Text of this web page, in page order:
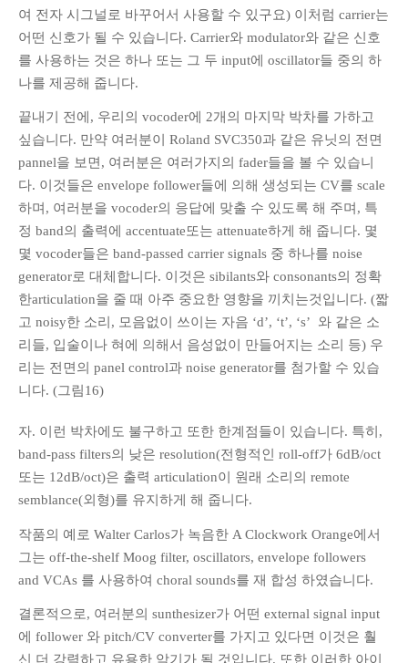
여 전자 시그널로 바꾸어서 사용할 수 있구요) 이처럼 carrier는
어떤 신호가 될 수 있습니다. Carrier와 modulator와 같은 신호
를 사용하는 것은 하나 또는 그 두 input에 oscillator들 중의 하
나를 제공해 줍니다.
끝내기 전에, 우리의 vocoder에 2개의 마지막 박차를 가하고
싶습니다. 만약 여러분이 Roland SVC350과 같은 유닛의 전면
pannel을 보면, 여러분은 여러가지의 fader들을 볼 수 있습니
다. 이것들은 envelope follower들에 의해 생성되는 CV를 scale
하며, 여러분을 vocoder의 응답에 맞출 수 있도록 해 주며, 특
정 band의 출력에 accentuate또는 attenuate하게 해 줍니다. 몇
몇 vocoder들은 band-passed carrier signals 중 하나를 noise
generator로 대체합니다. 이것은 sibilants와 consonants의 정확
한articulation을 줄 때 아주 중요한 영향을 끼치는것입니다. (짧
고 noisy한 소리, 모음없이 쓰이는 자음 ‘d’, ‘t’, ‘s’ 와 같은 소
리들, 입술이나 혀에 의해서 음성없이 만들어지는 소리 등) 우
리는 전면의 panel control과 noise generator를 첨가할 수 있습
니다. (그림16)
자. 이런 박차에도 불구하고 또한 한계점들이 있습니다. 특히,
band-pass filters의 낮은 resolution(전형적인 roll-off가 6dB/oct
또는 12dB/oct)은 출력 articulation이 원래 소리의 remote
semblance(외형)를 유지하게 해 줍니다.
작품의 예로 Walter Carlos가 녹음한 A Clockwork Orange에서
그는 off-the-shelf Moog filter, oscillators, envelope followers
and VCAs 를 사용하여 choral sounds를 재 합성 하였습니다.
결론적으로, 여러분의 sunthesizer가 어떤 external signal input
에 follower 와 pitch/CV converter를 가지고 있다면 이것은 훨
신 더 강력하고 유용한 악기가 될 것입니다. 또한 이러한 아이